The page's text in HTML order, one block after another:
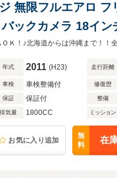
無限フルエアロ フ
ックカメラ 18イン
パドルシフト
年式 2011 (H23) 走行距離
車検 車検整備付 修復歴
保証 保証付 整備
排気量 1800CC ミッション
お気に入り追加
無
料
在